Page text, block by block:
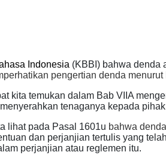
Indonesia (KBBI) bahwa denda
pengertian denda
kita temukan dalam Bab VIIA
tenaganya kepada
lihat pada Pasal 1601u bahwa
dan perjanjian tertulis yang
perjanjian atau reglemen itu.